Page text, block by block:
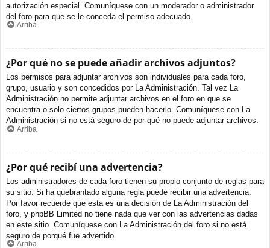
autorización especial. Comuníquese con un moderador o administrador
del foro para que se le conceda el permiso adecuado.
Arriba
¿Por qué no se puede añadir archivos adjuntos?
Los permisos para adjuntar archivos son individuales para cada foro,
grupo, usuario y son concedidos por La Administración. Tal vez La
Administración no permite adjuntar archivos en el foro en que se
encuentra o solo ciertos grupos pueden hacerlo. Comuníquese con La
Administración si no está seguro de por qué no puede adjuntar archivos.
Arriba
¿Por qué recibí una advertencia?
Los administradores de cada foro tienen su propio conjunto de reglas para
su sitio. Si ha quebrantado alguna regla puede recibir una advertencia.
Por favor recuerde que esta es una decisión de La Administración del
foro, y phpBB Limited no tiene nada que ver con las advertencias dadas
en este sitio. Comuníquese con La Administración del foro si no está
seguro de porqué fue advertido.
Arriba